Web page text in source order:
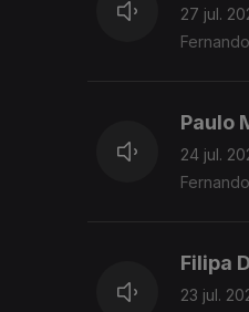
27 jul.
Paulo
24 jul.
Filipa
23 jul.